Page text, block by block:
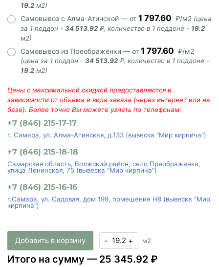
19.2 м2)
Самовывоз с Алма-Атинской — от 1 797.60 ₽/м2 (цена
за 1 поддон - 34 513.92 ₽, количество в 1 поддоне - 19.2
м2)
Самовывоз из Преображенки — от 1 797.60 ₽/м2
(цена за 1 поддон - 34 513.92 ₽, количество в 1 поддоне -
19.2 м2)
Цены с максимальной скидкой предоставляются в
зависимости от объема и вида заказа (через интернет или на
базе). Более точно Вы можете узнать по телефонам:
+7 (846) 215-17-17
г. Самара, ул. Алма-Атинская, д.133 (вывеска "Мир кирпича")
+7 (846) 215-18-18
Самарская область, Волжский район, село Преображенка,
улица Ленинская, 75 (вывеска "Мир кирпича")
+7 (846) 215-16-16
г.Самара, ул. Садовая, дом 199, помещение Н8 (вывеска "Мир
кирпича")
Добавить в корзину - + м2
Итого на сумму — 25 345.92 ₽